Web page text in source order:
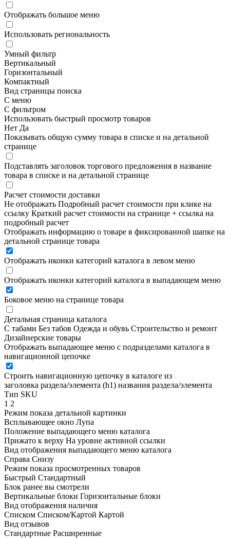
Отображать большое меню
Использовать региональность
Умный фильтр
Вертикальный
Горизонтальный
Компактный
Вид страницы поиска
С меню
С фильтром
Использовать быстрый просмотр товаров
Нет Да
Показывать общую сумму товара в списке и на детальной
странице
Подставлять заголовок торгового предложения в название
товара в списке и на детальной странице
Расчет стоимости доставки
Не отображать Подробный расчет стоимости при клике на
ссылку Краткий расчет стоимости на странице + ссылка на
подробный расчет
Отображать информацию о товаре в фиксированной шапке на
детальной странице товара
Отображать иконки категорий каталога в левом меню
Отображать иконки категорий каталога в выпадающем меню
Боковое меню на странице товара
Детальная страница каталога
С табами Без табов Одежда и обувь Строительство и ремонт
Дизайнерские товары
Отображать выпадающее меню с подразделами каталога в
навигационной цепочке
Строить навигационную цепочку в каталоге из
заголовка раздела/элемента (h1) названия раздела/элемента
Тип SKU
1 2
Режим показа детальной картинки
Всплывающее окно Лупа
Положение выпадающего меню каталога
Прижато к верху На уровне активной ссылки
Вид отображения выпадающего меню каталога
Справа Снизу
Режим показа просмотренных товаров
Быстрый Стандартный
Блок ранее вы смотрели
Вертикальные блоки Горизонтальные блоки
Вид отображения наличия
Списком Списком/Картой Картой
Вид отзывов
Стандартные Расширенные